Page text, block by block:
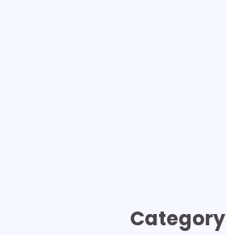
Category